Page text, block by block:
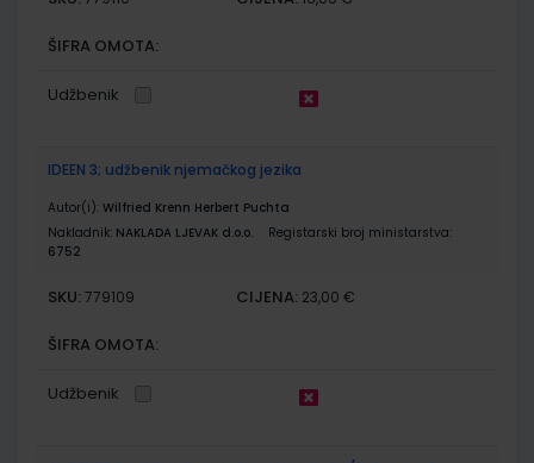
ŠIFRA OMOTA:
Udžbenik
IDEEN 3; udžbenik njemačkog jezika
Autor(i): Wilfried Krenn Herbert Puchta
Nakladnik: NAKLADA LJEVAK d.o.o.
Registarski broj ministarstva:
6752
SKU: 779109 CIJENA: 23,00 €
ŠIFRA OMOTA:
Udžbenik